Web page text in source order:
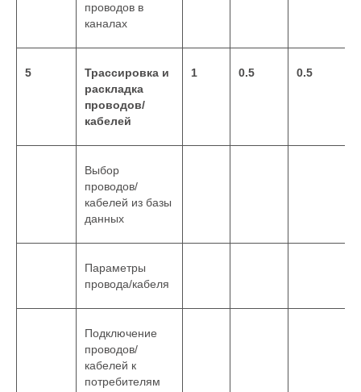
проводов в
каналах
5
Трассировка и
раскладка
проводов/
кабелей
1 0.5 0.5
Выбор
проводов/
кабелей из базы
данных
Параметры
провода/кабеля
Подключение
проводов/
кабелей к
потребителям